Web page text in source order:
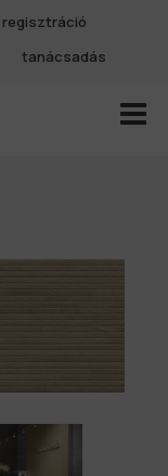
regisztráció
tanácsadás